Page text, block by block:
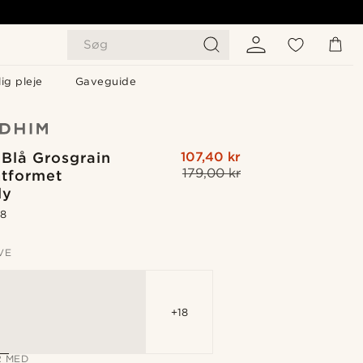
Søg
pleje Gaveguide
Grosgrain
179,00 kr
107,40 kr
+18
MED